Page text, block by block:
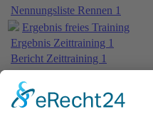
Nennungsliste Rennen 1
Ergebnis freies Training
Ergebnis Zeittraining 1
Bericht Zeittraining 1
Ergebnis Zeittraining 2
Bericht Zeittraining 2
Gesamtergebnis Zeittraining 1+2